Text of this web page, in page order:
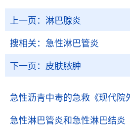
上一页： 淋巴腺炎
搜相关： 急性淋巴管炎
下一页： 皮肤脓肿
急性沥青中毒的急救 《现代院
急性淋巴管炎和急性淋巴结炎